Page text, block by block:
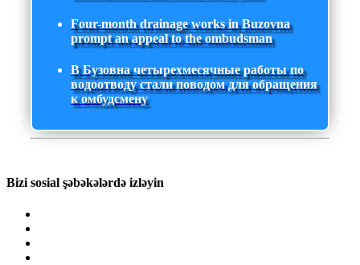
Four-month drainage works in Buzovna
prompt an appeal to the ombudsman
В Бузовна четырехмесячные работы по
водоотводу стали поводом для обращения
к омбудсмену
Bizi sosial şəbəkələrdə izləyin